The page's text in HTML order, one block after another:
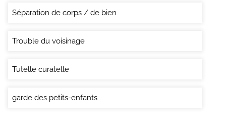
Séparation de corps / de bien
Trouble du voisinage
Tutelle curatelle
garde des petits-enfants